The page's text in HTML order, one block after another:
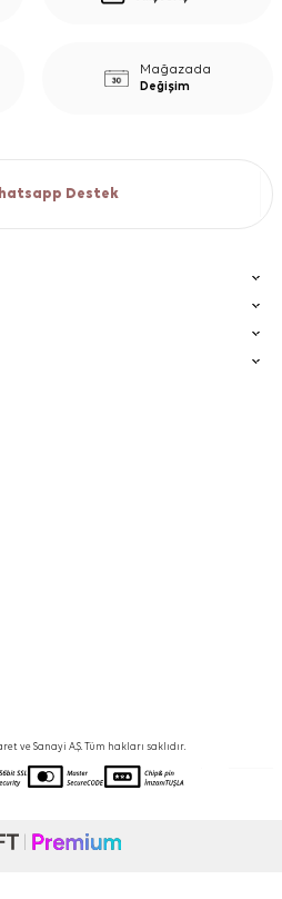
Mağazada
Değişim
Destek
ve Sanayi A.Ş. Tüm hakları saklıdır.